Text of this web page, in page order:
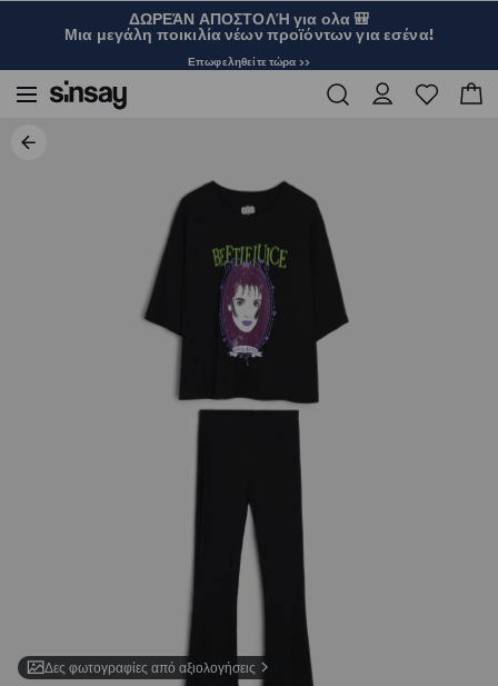
ΔΩΡΕΆΝ ΑΠΟΣΤΟΛΉ για ολα 🎒
Μια μεγάλη ποικιλία νέων προϊόντων για εσένα!
Επωφεληθείτε τώρα >>
Δες φωτογραφίες από αξιολογήσεις